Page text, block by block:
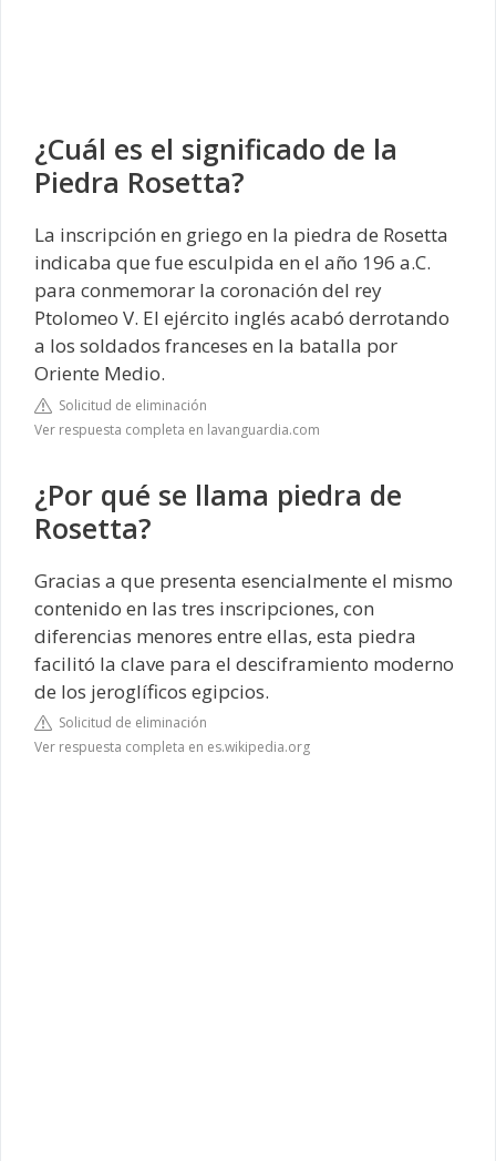
¿Cuál es el significado de la
Piedra Rosetta?
La inscripción en griego en la piedra de Rosetta
indicaba que fue esculpida en el año 196 a.C.
para conmemorar la coronación del rey
Ptolomeo V. El ejército inglés acabó derrotando
a los soldados franceses en la batalla por
Oriente Medio.
Solicitud de eliminación
Ver respuesta completa en lavanguardia.com
¿Por qué se llama piedra de
Rosetta?
Gracias a que presenta esencialmente el mismo
contenido en las tres inscripciones, con
diferencias menores entre ellas, esta piedra
facilitó la clave para el desciframiento moderno
de los jeroglíficos egipcios.
Solicitud de eliminación
Ver respuesta completa en es.wikipedia.org